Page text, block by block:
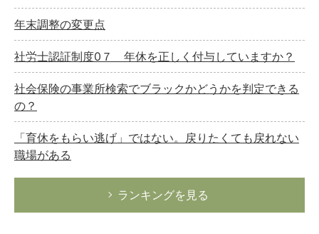
年末調整の変更点
社労士認証制度0７ 年休を正しく付与していますか？
社会保険の事業所検索でブラックかどうかを判定できる
の？
「育休をもらい逃げ」ではない。戻りたくても戻れない
職場がある
ランキングを見る